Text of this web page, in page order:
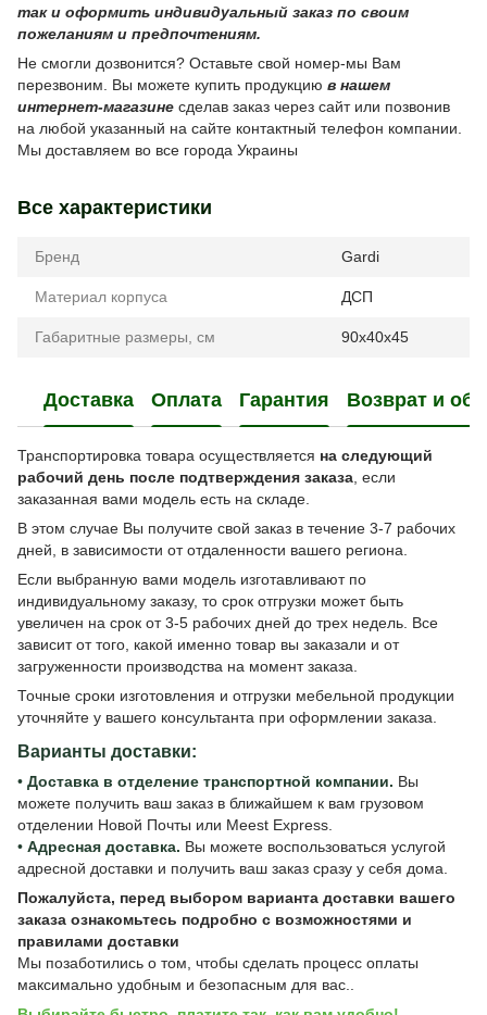
так и оформить индивидуальный заказ по своим
пожеланиям и предпочтениям.
Не смогли дозвонится? Оставьте свой номер-мы Вам
перезвоним. Вы можете купить продукцию в нашем
интернет-магазине сделав заказ через сайт или позвонив
на любой указанный на сайте контактный телефон компании.
Мы доставляем во все города Украины
Все характеристики
Бренд Gardi
Материал корпуса ДСП
Габаритные размеры, см 90x40x45
Доставка Оплата Гарантия Возврат и
Транспортировка товара осуществляется на следующий
рабочий день после подтверждения заказа , если
заказанная вами модель есть на складе.
В этом случае Вы получите свой заказ в течение 3-7 рабочих
дней, в зависимости от отдаленности вашего региона.
Если выбранную вами модель изготавливают по
индивидуальному заказу, то срок отгрузки может быть
увеличен на срок от 3-5 рабочих дней до трех недель. Все
зависит от того, какой именно товар вы заказали и от
загруженности производства на момент заказа.
Точные сроки изготовления и отгрузки мебельной продукции
уточняйте у вашего консультанта при оформлении заказа.
Варианты доставки:
• Доставка в отделение транспортной компании. Вы
можете получить ваш заказ в ближайшем к вам грузовом
отделении Новой Почты или Meest Express.
• Адресная доставка. Вы можете воспользоваться услугой
адресной доставки и получить ваш заказ сразу у себя дома.
Пожалуйста, перед выбором варианта доставки вашего
заказа ознакомьтесь подробно с возможностями и
правилами доставки
Мы позаботились о том, чтобы сделать процесс оплаты
максимально удобным и безопасным для вас..